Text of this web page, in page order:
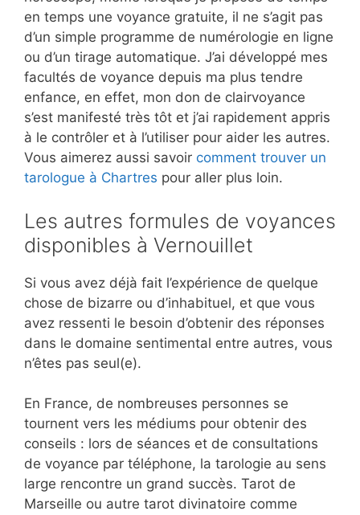
en temps une voyance gratuite, il ne s’agit pas
d’un simple programme de numérologie en ligne
ou d’un tirage automatique. J’ai développé mes
facultés de voyance depuis ma plus tendre
enfance, en effet, mon don de clairvoyance
s’est manifesté très tôt et j’ai rapidement appris
à le contrôler et à l’utiliser pour aider les autres.
Vous aimerez aussi savoir comment trouver un
tarologue à Chartres pour aller plus loin.
Les autres formules de voyances
disponibles à Vernouillet
Si vous avez déjà fait l’expérience de quelque
chose de bizarre ou d’inhabituel, et que vous
avez ressenti le besoin d’obtenir des réponses
dans le domaine sentimental entre autres, vous
n’êtes pas seul(e).
En France, de nombreuses personnes se
tournent vers les médiums pour obtenir des
conseils : lors de séances et de consultations
de voyance par téléphone, la tarologie au sens
large rencontre un grand succès. Tarot de
Marseille ou autre tarot divinatoire comme